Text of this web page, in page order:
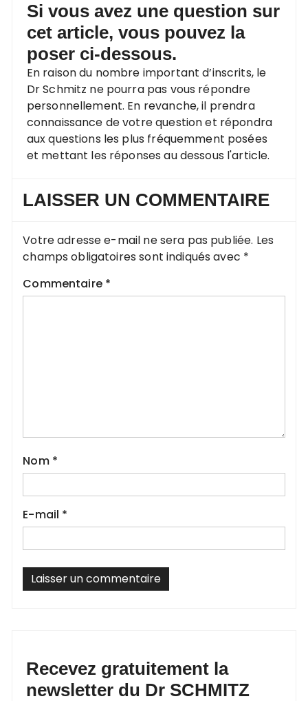
Si vous avez une question sur
cet article, vous pouvez la
poser ci-dessous.
En raison du nombre important d’inscrits, le
Dr Schmitz ne pourra pas vous répondre
personnellement. En revanche, il prendra
connaissance de votre question et répondra
aux questions les plus fréquemment posées
et mettant les réponses au dessous l'article.
LAISSER UN COMMENTAIRE
Votre adresse e-mail ne sera pas publiée. Les
champs obligatoires sont indiqués avec *
Commentaire *
Nom *
E-mail *
Recevez gratuitement la
newsletter du Dr SCHMITZ